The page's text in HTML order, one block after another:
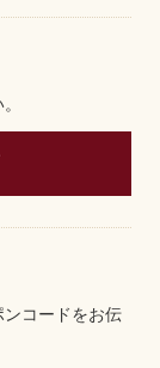
コードをお伝